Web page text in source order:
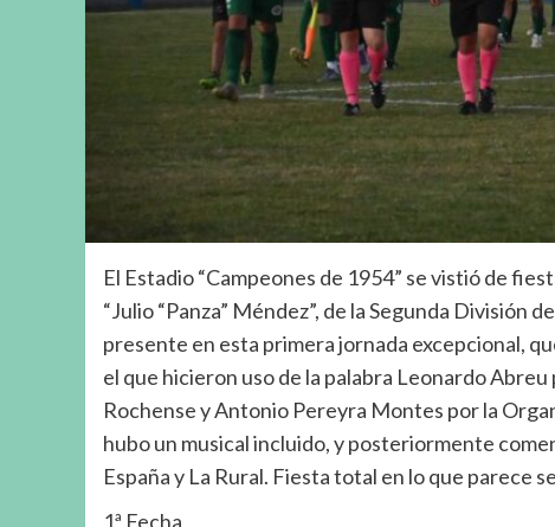
El Estadio “Campeones de 1954” se vistió de
“Julio “Panza” Méndez”, de la Segunda División
presente en esta primera jornada excepcional,
el que hicieron uso de la palabra Leonardo
Rochense y Antonio Pereyra Montes por la
hubo un musical incluido, y posteriormente
España y La Rural. Fiesta total en lo que parece
1ª Fecha